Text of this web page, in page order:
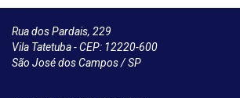
Rua dos Pardais, 229
Vila Tatetuba - CEP: 12220-600
São José dos Campos / SP